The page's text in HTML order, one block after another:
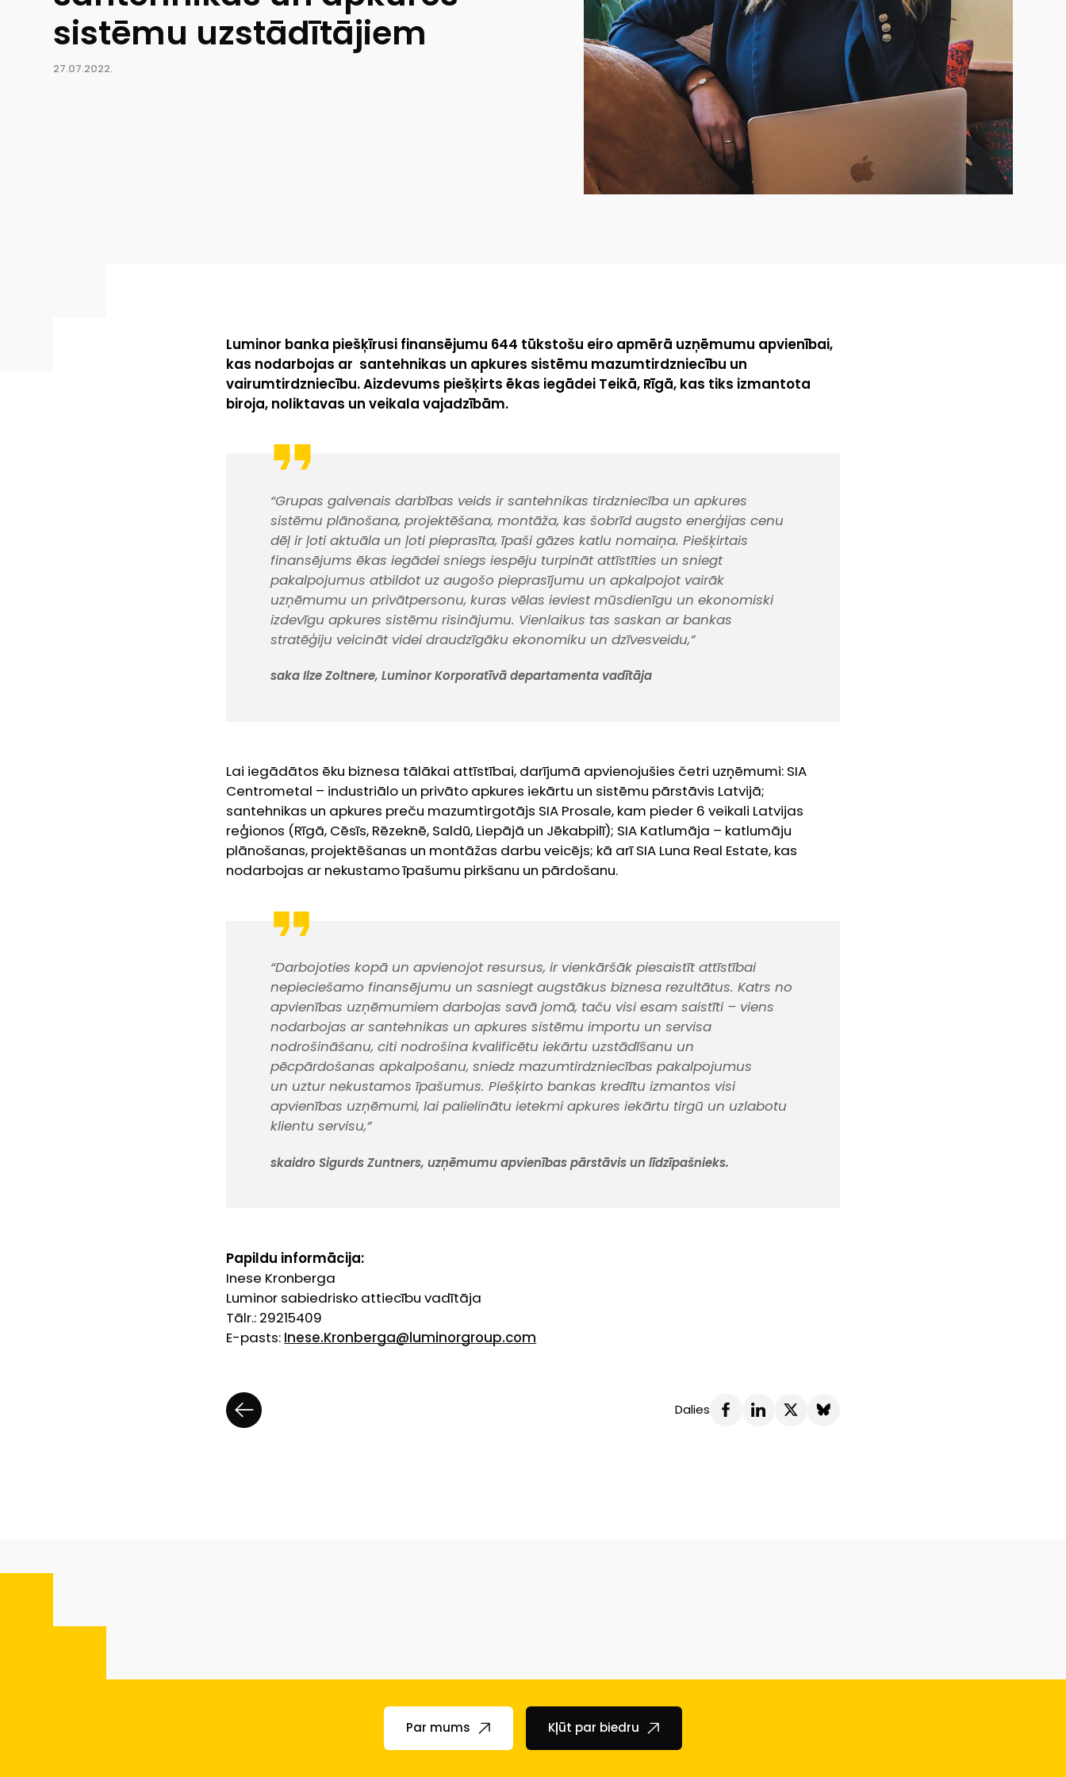
sistēmu uzstādītājiem
27.07.2022.
Luminor banka piešķīrusi finansējumu 644 tūkstošu eiro apmērā uzņēmumu apvienībai,
kas nodarbojas ar santehnikas un apkures sistēmu mazumtirdzniecību un
vairumtirdzniecību. Aizdevums piešķirts ēkas iegādei Teikā, Rīgā, kas tiks izmantota
biroja, noliktavas un veikala vajadzībām.
“Grupas galvenais darbības veids ir santehnikas tirdzniecība un apkures
sistēmu plānošana, projektēšana, montāža, kas šobrīd augsto enerģijas cenu
dēļ ir ļoti aktuāla un ļoti pieprasīta, īpaši gāzes katlu nomaiņa. Piešķirtais
finansējums ēkas iegādei sniegs iespēju turpināt attīstīties un sniegt
pakalpojumus atbildot uz augošo pieprasījumu un apkalpojot vairāk
uzņēmumu un privātpersonu, kuras vēlas ieviest mūsdienīgu un ekonomiski
izdevīgu apkures sistēmu risinājumu. Vienlaikus tas saskan ar bankas
stratēģiju veicināt videi draudzīgāku ekonomiku un dzīvesveidu,”
saka Ilze Zoltnere, Luminor Korporatīvā departamenta vadītāja
Lai iegādātos ēku biznesa tālākai attīstībai, darījumā apvienojušies četri uzņēmumi: SIA
Centrometal – industriālo un privāto apkures iekārtu un sistēmu pārstāvis Latvijā;
santehnikas un apkures preču mazumtirgotājs SIA Prosale, kam pieder 6 veikali Latvijas
reģionos (Rīgā, Cēsīs, Rēzeknē, Saldū, Liepājā un Jēkabpilī); SIA Katlumāja – katlumāju
plānošanas, projektēšanas un montāžas darbu veicējs; kā arī SIA Luna Real Estate, kas
nodarbojas ar nekustamo īpašumu pirkšanu un pārdošanu.
“Darbojoties kopā un apvienojot resursus, ir vienkāršāk piesaistīt attīstībai
nepieciešamo finansējumu un sasniegt augstākus biznesa rezultātus. Katrs no
apvienības uzņēmumiem darbojas savā jomā, taču visi esam saistīti – viens
nodarbojas ar santehnikas un apkures sistēmu importu un servisa
nodrošināšanu, citi nodrošina kvalificētu iekārtu uzstādīšanu un
pēcpārdošanas apkalpošanu, sniedz mazumtirdzniecības pakalpojumus
un uztur nekustamos īpašumus. Piešķirto bankas kredītu izmantos visi
apvienības uzņēmumi, lai palielinātu ietekmi apkures iekārtu tirgū un uzlabotu
klientu servisu,”
skaidro Sigurds Zuntners, uzņēmumu apvienības pārstāvis un līdzīpašnieks.
Papildu informācija:
Inese Kronberga
Luminor sabiedrisko attiecību vadītāja
Tālr.: 29215409
E-pasts: Inese.Kronberga@luminorgroup.com
Dalies
Par mums Kļūt par biedru